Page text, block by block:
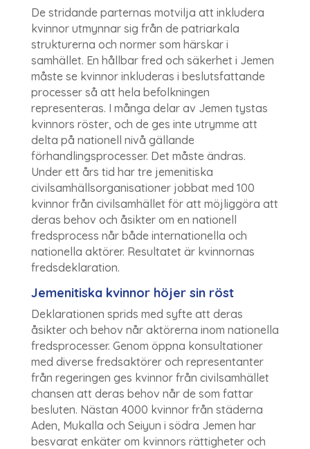
De stridande parternas motvilja att inkludera
kvinnor utmynnar sig från de patriarkala
strukturerna och normer som härskar i
samhället. En hållbar fred och säkerhet i Jemen
måste se kvinnor inkluderas i beslutsfattande
processer så att hela befolkningen
representeras. I många delar av Jemen tystas
kvinnors röster, och de ges inte utrymme att
delta på nationell nivå gällande
förhandlingsprocesser. Det måste ändras.
Under ett års tid har tre jemenitiska
civilsamhällsorganisationer jobbat med 100
kvinnor från civilsamhället för att möjliggöra att
deras behov och åsikter om en nationell
fredsprocess når både internationella och
nationella aktörer. Resultatet är kvinnornas
fredsdeklaration.
Jemenitiska kvinnor höjer sin röst
Deklarationen sprids med syfte att deras
åsikter och behov når aktörerna inom nationella
fredsprocesser. Genom öppna konsultationer
med diverse fredsaktörer och representanter
från regeringen ges kvinnor från civilsamhället
chansen att deras behov når de som fattar
besluten. Nästan 4000 kvinnor från städerna
Aden, Mukalla och Seiyun i södra Jemen har
besvarat enkäter om kvinnors rättigheter och